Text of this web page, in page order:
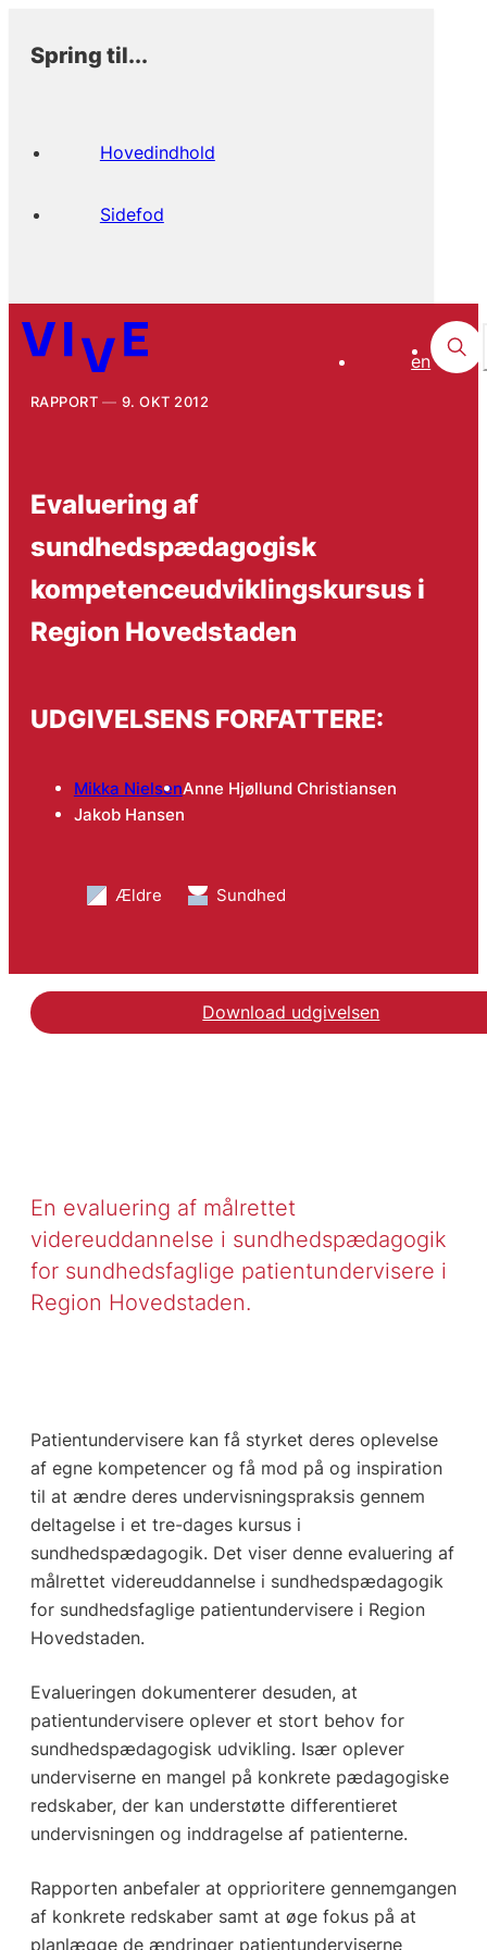
Spring til...
Hovedindhold
Sidefod
en
RAPPORT 9. OKT 2012
Evaluering af
sundhedspædagogisk
kompetenceudviklingskursus i
Region Hovedstaden
UDGIVELSENS FORFATTERE:
Mikka NielsenAnne Hjøllund Christiansen
Jakob Hansen
Ældre Sundhed
Download udgivelsen
En evaluering af målrettet
videreuddannelse i sundhedspædagogik
for sundhedsfaglige patientundervisere i
Region Hovedstaden.
Patientundervisere kan få styrket deres oplevelse
af egne kompetencer og få mod på og inspiration
til at ændre deres undervisningspraksis gennem
deltagelse i et tre-dages kursus i
sundhedspædagogik. Det viser denne evaluering af
målrettet videreuddannelse i sundhedspædagogik
for sundhedsfaglige patientundervisere i Region
Hovedstaden.
Evalueringen dokumenterer desuden, at
patientundervisere oplever et stort behov for
sundhedspædagogisk udvikling. Især oplever
underviserne en mangel på konkrete pædagogiske
redskaber, der kan understøtte differentieret
undervisningen og inddragelse af patienterne.
Rapporten anbefaler at opprioritere gennemgangen
af konkrete redskaber samt at øge fokus på at
planlægge de ændringer patientunderviserne